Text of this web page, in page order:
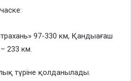
97-330 км, Қандыағаш
233 км.
түріне қолданылады.